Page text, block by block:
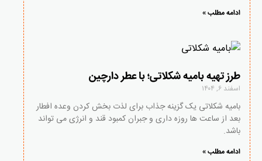
ادامه مطلب »
طرز تهیه بامیه شکلاتی؛ با عطر دارچین
اسفند ۶, ۱۴۰۴
بامیه شکلاتی یک گزینه جذاب برای لذت بخش کردن وعده افطار
بعد از ساعت ها روزه داری و جبران کمبود قند و انرژی می تواند
باشد.
ادامه مطلب »